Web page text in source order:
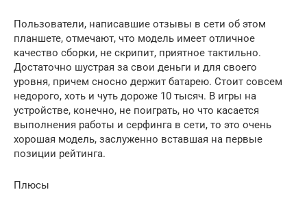
Пользователи, написавшие отзывы в сети об этом
планшете, отмечают, что модель имеет отличное
качество сборки, не скрипит, приятное тактильно.
Достаточно шустрая за свои деньги и для своего
уровня, причем сносно держит батарею. Стоит совсем
недорого, хоть и чуть дороже 10 тысяч. В игры на
устройстве, конечно, не поиграть, но что касается
выполнения работы и серфинга в сети, то это очень
хорошая модель, заслуженно вставшая на первые
позиции рейтинга.
Плюсы